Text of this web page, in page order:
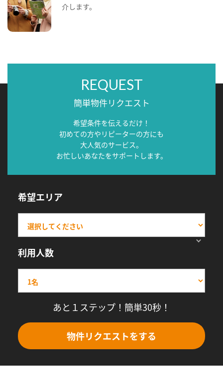
介します。
REQUEST
簡単物件リクエスト
希望条件を伝えるだけ！
初めての方やリピーターの方にも
大人気のサービス。
お忙しいあなたをサポートします。
希望エリア
利用人数
あと１ステップ！簡単30秒！
物件リクエストをする